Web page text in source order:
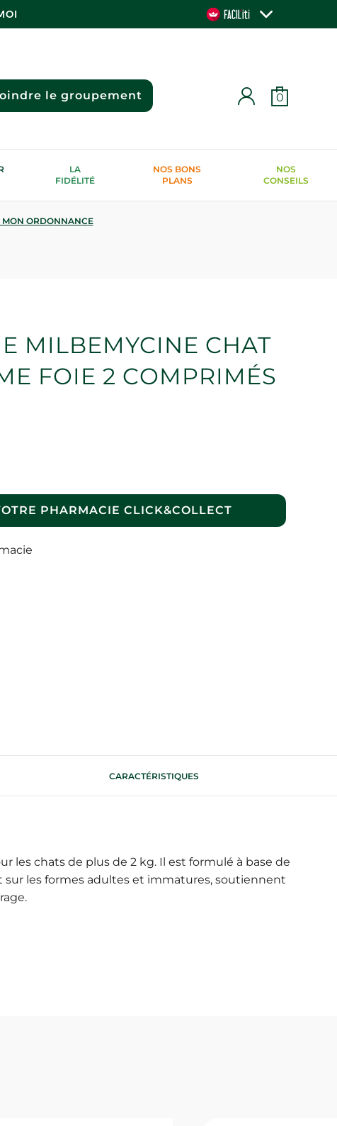
le groupement 0
LA
FIDÉLITÉ
NOS BONS
PLANS
NOS
CONSEILS
MON ORDONNANCE
MILBEMYCINE CHAT
FOIE 2 COMPRIMÉS
PHARMACIE CLICK&COLLECT
CARACTÉRISTIQUES
chats de plus de 2 kg. Il est formulé à base de
les formes adultes et immatures, soutiennent